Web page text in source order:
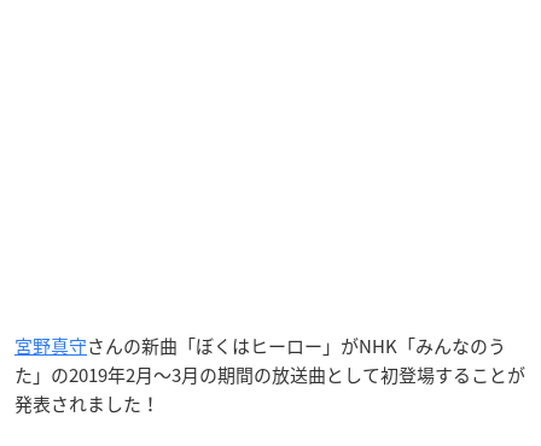
宮野真守さんの新曲「ぼくはヒーロー」がNHK「みんなのう
た」の2019年2月〜3月の期間の放送曲として初登場することが
発表されました！